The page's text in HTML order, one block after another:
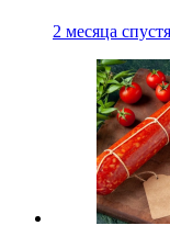
2 месяца спустя